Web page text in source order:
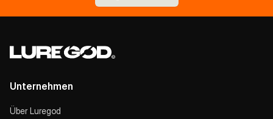
Unternehmen
Über Luregod